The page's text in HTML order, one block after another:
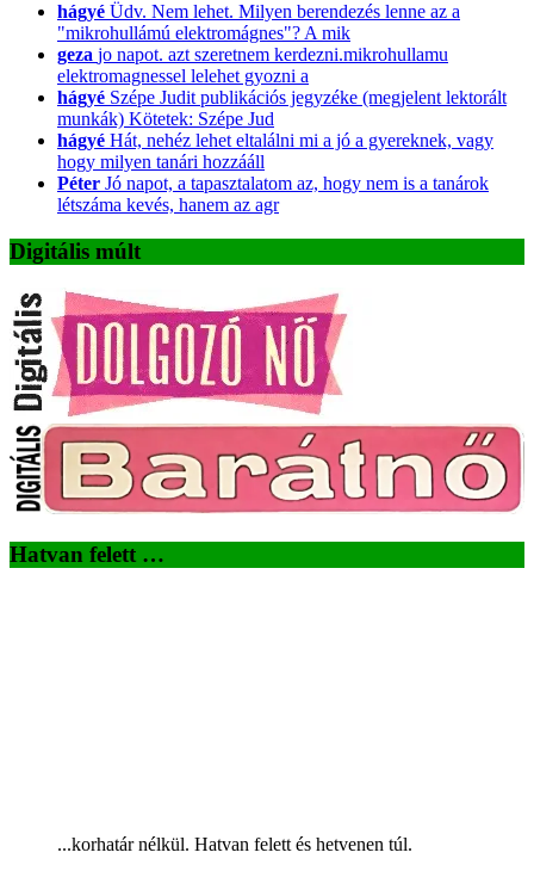
hágyé Üdv. Nem lehet. Milyen berendezés lenne az a
"mikrohullámú elektromágnes"? A mik
geza jo napot. azt szeretnem kerdezni.mikrohullamu
elektromagnessel lelehet gyozni a
hágyé Szépe Judit publikációs jegyzéke (megjelent lektorált
munkák) Kötetek: Szépe Jud
hágyé Hát, nehéz lehet eltalálni mi a jó a gyereknek, vagy
hogy milyen tanári hozzááll
Péter Jó napot, a tapasztalatom az, hogy nem is a tanárok
létszáma kevés, hanem az agr
Digitális múlt
Hatvan felett …
...korhatár nélkül. Hatvan felett és hetvenen túl.